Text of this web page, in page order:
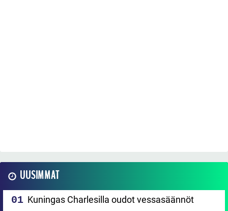
UUSIMMAT
Kuningas Charlesilla oudot vessasäännöt